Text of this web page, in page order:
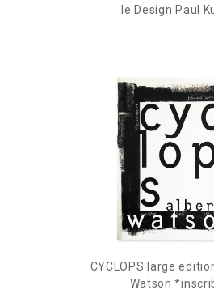
le Design Paul
CYCLOPS large
Watson